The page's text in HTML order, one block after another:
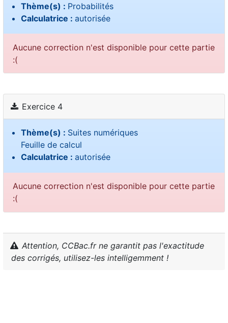
Thème(s) : Probabilités
Calculatrice : autorisée
Aucune correction n'est disponible pour cette partie
:(
Exercice 4
Thème(s) : Suites numériques
Feuille de calcul
Calculatrice : autorisée
Aucune correction n'est disponible pour cette partie
:(
Attention, CCBac.fr ne garantit pas l'exactitude
des corrigés, utilisez-les intelligemment !